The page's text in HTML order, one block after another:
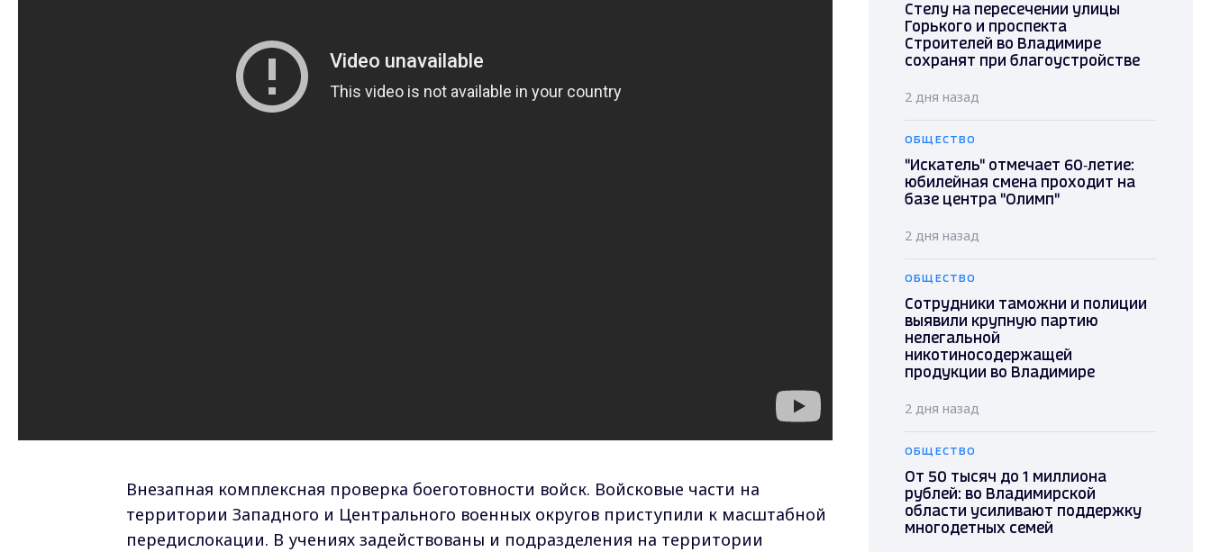
Внезапная комплексная проверка боеготовности войск. Войсковые части на
территории Западного и Центрального военных округов приступили к масштабной
передислокации. В учениях задействованы и подразделения на территории
Стелу на пересечении улицы
Горького и проспекта
Строителей во Владимире
сохранят при благоустройстве
2 дня назад
ОБЩЕСТВО
"Искатель" отмечает 60‑летие:
юбилейная смена проходит на
базе центра "Олимп"
2 дня назад
ОБЩЕСТВО
Сотрудники таможни и полиции
выявили крупную партию
нелегальной
никотиносодержащей
продукции во Владимире
2 дня назад
ОБЩЕСТВО
От 50 тысяч до 1 миллиона
рублей: во Владимирской
области усиливают поддержку
многодетных семей